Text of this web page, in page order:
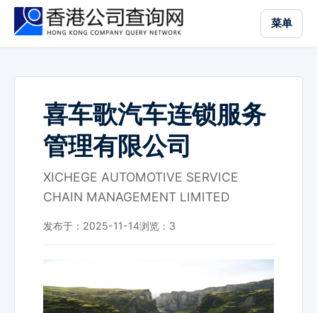
菜单
喜车歌汽车连锁服务
管理有限公司
XICHEGE AUTOMOTIVE SERVICE
CHAIN MANAGEMENT LIMITED
发布于：2025-11-14浏览： 3